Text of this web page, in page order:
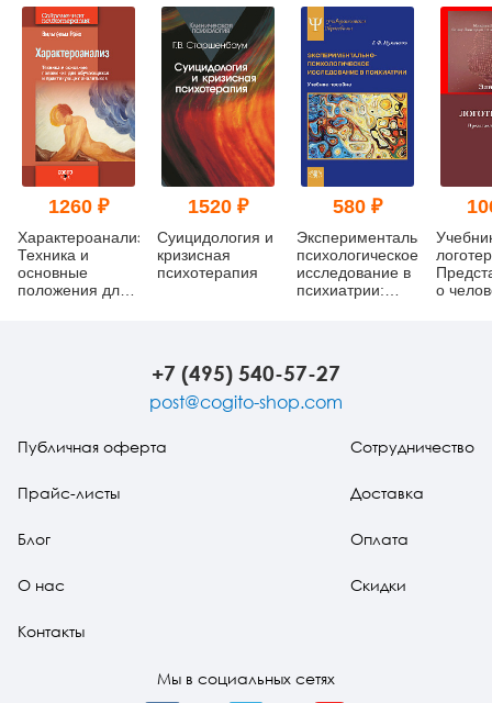
1260 ₽
Характероанализ:
Техника и
основные
положения для
1520 ₽
Суицидология и
кризисная
психотерапия
580 ₽
Экспериментально-
психологическое
исследование в
психиатрии:
о
+7 (495) 540-57-27
post@cogito-shop.com
Публичная оферта
Прайс-листы
Блог
О нас
Контакты
Сотрудничество
Доставка
Оплата
Скидки
Мы в социальных сетях